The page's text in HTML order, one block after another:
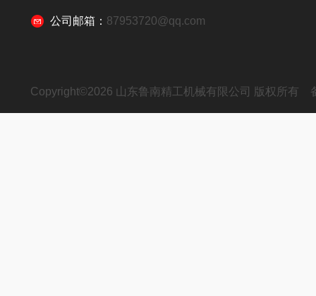
公司邮箱： 87953720@qq.com
Copyright©2026 山东鲁南精工机械有限公司 版权所有